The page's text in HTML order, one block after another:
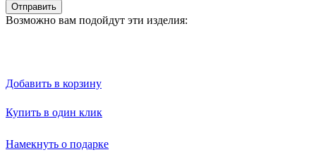
Отправить
Возможно вам подойдут эти изделия:
Добавить в корзину
Купить в один клик
Намекнуть о подарке